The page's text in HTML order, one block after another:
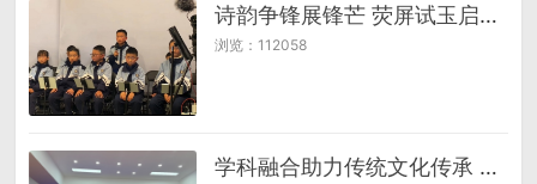
诗韵争锋展锋芒 荧屏试玉启新章 ——谕亭小学学子喜获成都诗词大会复试邀约
浏览：112058
学科融合助力传统文化传承 ——成都市传统文化校本课程跨学科教学实践研讨活动简报